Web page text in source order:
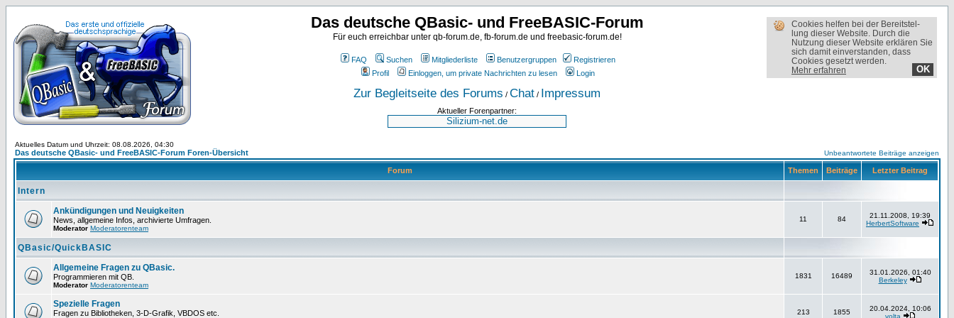
Cookies helfen bei der Bereit­stel­
lung dieser Website. Durch die
Nutzung dieser Website erklären Sie
sich damit einverstanden, dass
Cookies gesetzt werden.
Mehr erfahren
OK
Das deutsche QBasic- und FreeBASIC-Forum
Für euch erreichbar unter qb-forum.de, fb-forum.de und freebasic-forum.de!
FAQ Suchen Mitgliederliste Benutzergruppen
Registrieren
Profil
Einloggen, um private Nachrichten zu lesen Login
Zur Begleitseite des Forums / Chat / Impressum
Aktueller Forenpartner:
Aktuelles Datum und Uhrzeit: 08.08.2026, 04:30
Das deutsche QBasic- und FreeBASIC-Forum Foren-Übersicht Unbeantwortete Beiträge anzeigen
Forum Themen Beiträge Letzter Beitrag
Intern
Ankündigungen und Neuigkeiten
News, allgemeine Infos, archivierte Umfragen.
Moderator Moderatorenteam
11 84
21.11.2008, 19:39
HerbertSoftware
QBasic/QuickBASIC
Allgemeine Fragen zu QBasic.
Programmieren mit QB.
Moderator Moderatorenteam
1831 16489
31.01.2026, 01:40
Berkeley
Spezielle Fragen
Fragen zu Bibliotheken, 3-D-Grafik, VBDOS etc. 213 1855
20.04.2024, 10:06
volta